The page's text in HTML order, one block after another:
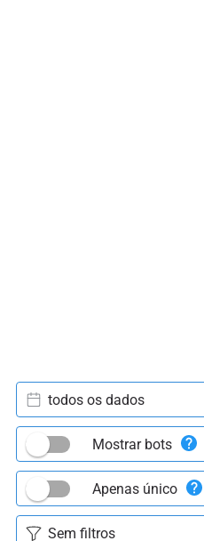
todos os dados
Mostrar bots
Apenas único